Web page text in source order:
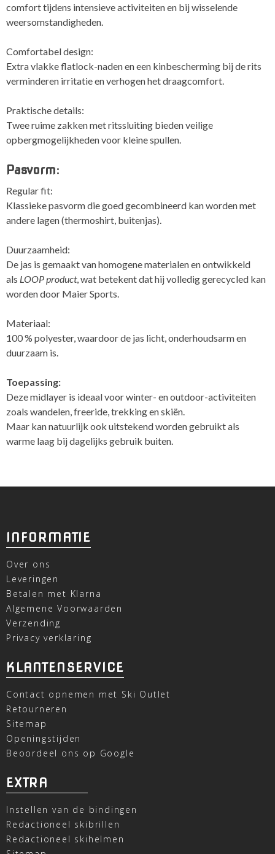
comfort tijdens intensieve activiteiten en bij wisselende
weersomstandigheden.
Comfortabel design:
Extra vlakke flatlock-naden en een kinbescherming bij de rits
verminderen irritatie en verhogen het draagcomfort.
Praktische details:
Twee ruime zakken met ritssluiting bieden veilige
opbergmogelijkheden voor kleine spullen.
Pasvorm:
Regular fit:
Klassieke pasvorm die goed gecombineerd kan worden met
andere lagen (thermoshirt, buitenjas).
Duurzaamheid:
De jas is gemaakt van homogene materialen en ontwikkeld
als LOOP product, wat betekent dat hij volledig gerecycled kan
worden door Maier Sports.
Materiaal:
100 % polyester, waardoor de jas licht, onderhoudsarm en
duurzaam is.
Toepassing:
Deze midlayer is ideaal voor winter- en outdoor-activiteiten
zoals wandelen, freeride, trekking en skiën.
Maar kan natuurlijk ook uitstekend worden gebruikt als
warme laag bij dagelijks gebruik buiten.
INFORMATIE
Over ons
Leveringen
Betalen met Klarna
Algemene Voorwaarden
Verzending
Privacy verklaring
KLANTENSERVICE
Contact opnemen met Ski Outlet
Retourneren
Sitemap
Openingstijden
Beoordeel ons op Google
EXTRA
Instellen van de bindingen
Redactioneel skibrillen
Redactioneel skihelmen